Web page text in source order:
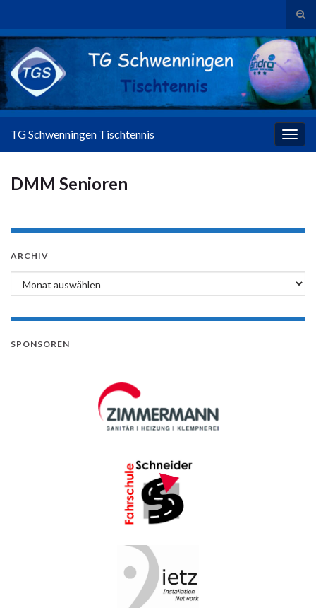
Search for:
TG Schwenningen Tischtennis
DMM Senioren
ARCHIV
Archiv
SPONSOREN